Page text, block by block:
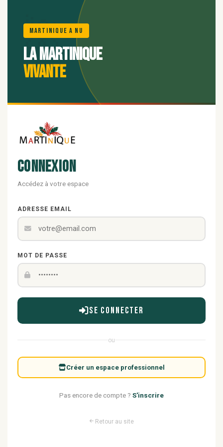
🌺
Martinique A Nu
La Martinique
vivante
Connexion
Accédez à votre espace
ADRESSE EMAIL
MOT DE PASSE
Se connecter
ou
Créer un espace professionnel
Pas encore de compte ? S'inscrire
Retour au site